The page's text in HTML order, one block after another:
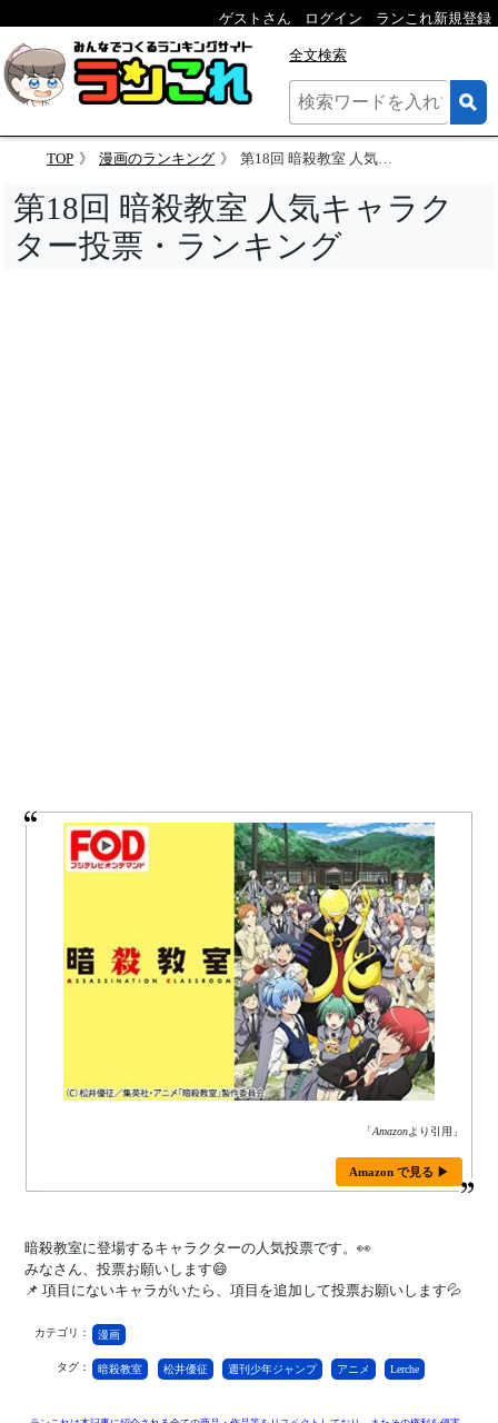
ゲストさん ログイン ランこれ新規登録
全文検索
TOP 漫画のランキング 第18回 暗殺教室 人気キャラクター投票
第18回 暗殺教室 人気キャラク
ター投票・ランキング
「Amazonより引用」
Amazon で見る ▶
暗殺教室に登場するキャラクターの人気投票です。👀
みなさん、投票お願いします😄
📌 項目にないキャラがいたら、項目を追加して投票お願いします💦
カテゴリ： 漫画
タグ： 暗殺教室 松井優征 週刊少年ジャンプ アニメ Lerche